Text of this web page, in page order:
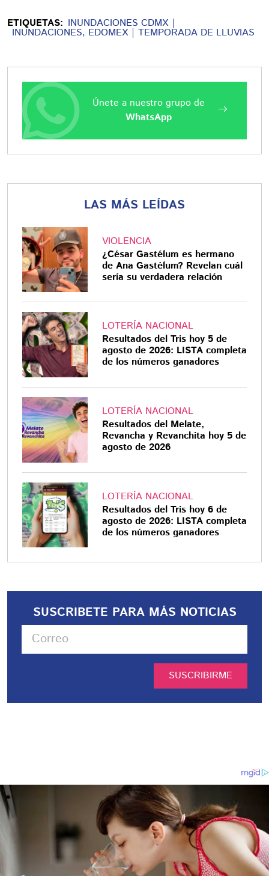
ETIQUETAS: INUNDACIONES CDMX
INUNDACIONES, EDOMEX TEMPORADA DE LLUVIAS
Únete a nuestro grupo de
WhatsApp
LAS MÁS LEÍDAS
VIOLENCIA
¿César Gastélum es hermano
de Ana Gastélum? Revelan cuál
sería su verdadera relación
LOTERÍA NACIONAL
Resultados del Tris hoy 5 de
agosto de 2026: LISTA completa
de los números ganadores
LOTERÍA NACIONAL
Resultados del Melate,
Revancha y Revanchita hoy 5 de
agosto de 2026
LOTERÍA NACIONAL
Resultados del Tris hoy 6 de
agosto de 2026: LISTA completa
de los números ganadores
SUSCRIBETE PARA MÁS NOTICIAS
SUSCRIBIRME